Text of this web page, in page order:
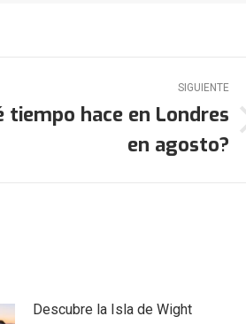
SIGUIENTE
tiempo hace en Londres
en agosto?
Descubre la Isla de Wight